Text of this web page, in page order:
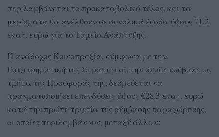
περιλαμβάνεται το προκαταβολικό τέλος, και τα
μερίσματα θα ανέλθουν σε συνολικά έσοδα ύψους 71,2
εκατ. ευρώ για το Ταμείο Ανάπτυξης.
Η ανάδοχος Κοινοπραξία, σύμφωνα με την
Επιχειρηματική της Στρατηγική, την οποία υπέβαλε ως
τμήμα της Προσφοράς της, δεσμεύεται να
πραγματοποιήσει επενδύσεις ύψους €28,3 εκατ. ευρώ
κατά την πρώτη τριετία της σύμβασης παραχώρησης,
οι οποίες περιλαμβάνουν, μεταξύ άλλων: